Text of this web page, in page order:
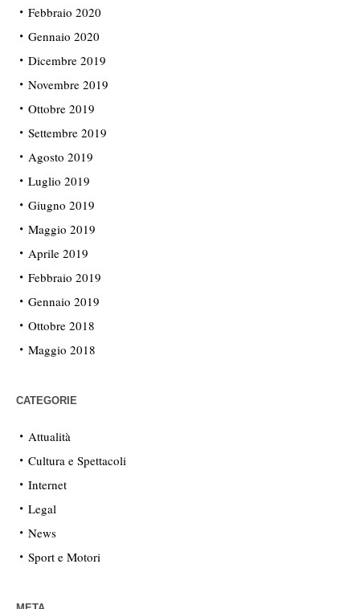
Febbraio 2020
Gennaio 2020
Dicembre 2019
Novembre 2019
Ottobre 2019
Settembre 2019
Agosto 2019
Luglio 2019
Giugno 2019
Maggio 2019
Aprile 2019
Febbraio 2019
Gennaio 2019
Ottobre 2018
Maggio 2018
CATEGORIE
Attualità
Cultura e Spettacoli
Internet
Legal
News
Sport e Motori